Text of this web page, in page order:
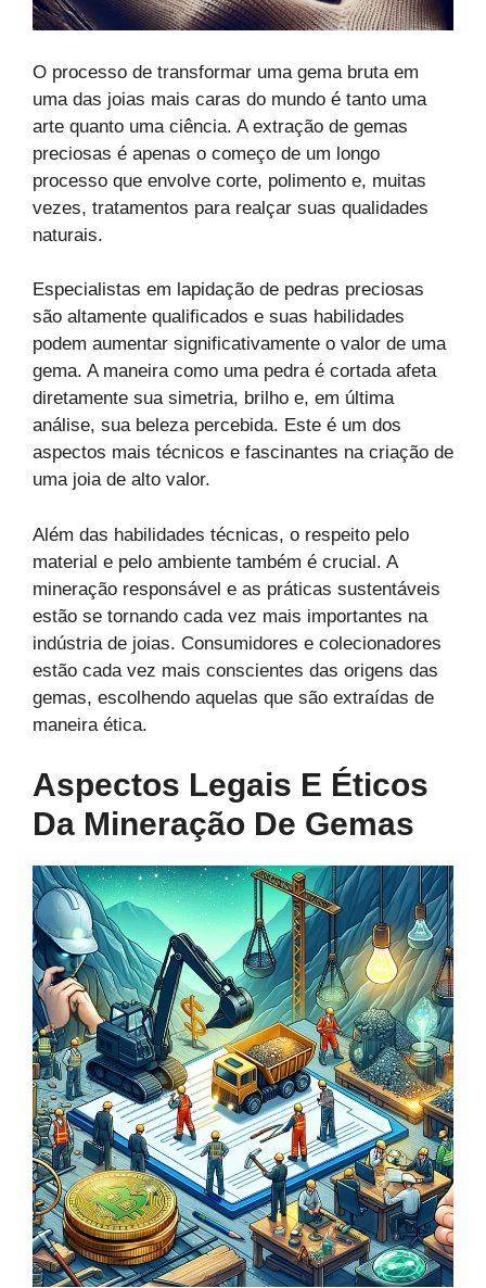
O processo de transformar uma gema bruta em
uma das joias mais caras do mundo é tanto uma
arte quanto uma ciência. A extração de gemas
preciosas é apenas o começo de um longo
processo que envolve corte, polimento e, muitas
vezes, tratamentos para realçar suas qualidades
naturais.
Especialistas em lapidação de pedras preciosas
são altamente qualificados e suas habilidades
podem aumentar significativamente o valor de uma
gema. A maneira como uma pedra é cortada afeta
diretamente sua simetria, brilho e, em última
análise, sua beleza percebida. Este é um dos
aspectos mais técnicos e fascinantes na criação de
uma joia de alto valor.
Além das habilidades técnicas, o respeito pelo
material e pelo ambiente também é crucial. A
mineração responsável e as práticas sustentáveis
estão se tornando cada vez mais importantes na
indústria de joias. Consumidores e colecionadores
estão cada vez mais conscientes das origens das
gemas, escolhendo aquelas que são extraídas de
maneira ética.
Aspectos Legais E Éticos
Da Mineração De Gemas